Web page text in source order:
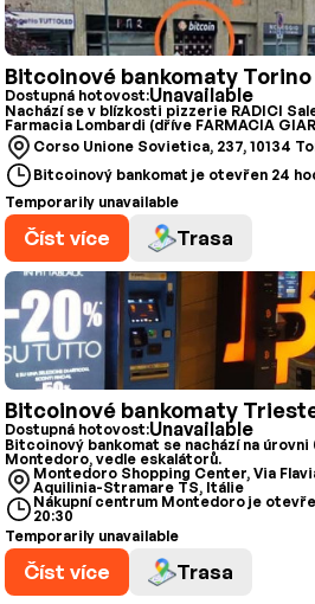
Bitcoinové bankomaty Torino
Dostupná hotovost:Unavailable
Nachází se v blízkosti pizzerie RADICI
Farmacia Lombardi (dříve FARMACIA
Corso Unione Sovietica, 237, 10134
Bitcoinový bankomat je otevřen 24
Temporarily unavailable
Číst více Trasa
Bitcoinové bankomaty
Dostupná hotovost:Unavailable
Bitcoinový bankomat se nachází na úrovni
Montedoro, vedle eskalátorů.
Montedoro Shopping Center, Via
Aquilinia-Stramare TS, Itálie
Nákupní centrum Montedoro je
20:30
Temporarily unavailable
Číst více Trasa